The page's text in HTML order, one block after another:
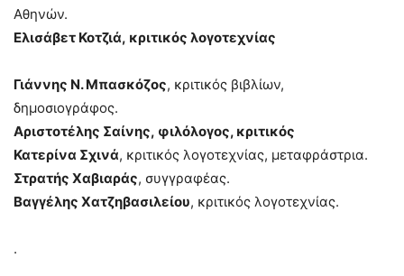
Αθηνών.
Ελισάβετ Κοτζιά, κριτικός λογοτεχνίας
Γιάννης Ν. Μπασκόζος, κριτικός βιβλίων,
δημοσιογράφος.
Αριστοτέλης Σαίνης, φιλόλογος, κριτικός
Κατερίνα Σχινά, κριτικός λογοτεχνίας, μεταφράστρια.
Στρατής Χαβιαράς, συγγραφέας.
Βαγγέλης Χατζηβασιλείου, κριτικός λογοτεχνίας.
.